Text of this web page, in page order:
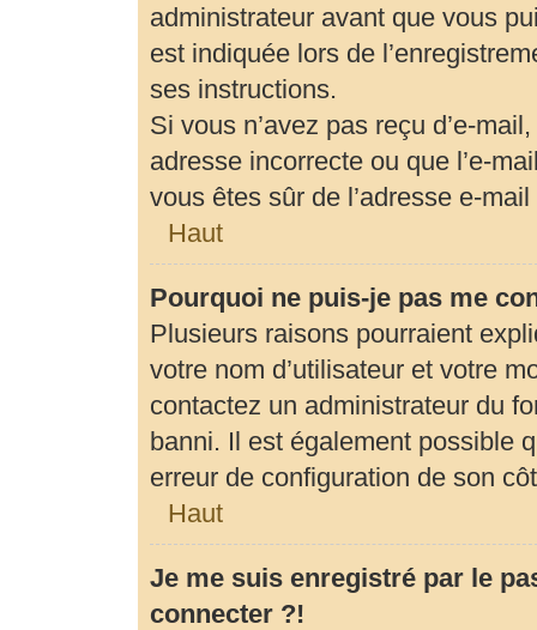
administrateur avant que vous
est indiquée lors de
ses instructions.
Si vous n’avez pas reçu d’e-
adresse incorrecte ou que l’e-
vous êtes sûr de l’adresse e-
Haut
Pourquoi ne puis-je pas me
Plusieurs raisons pourraient
votre nom d’utilisateur et votre
contactez un administrateur du
banni. Il est également possible
erreur de configuration de son
Haut
Je me suis enregistré par le
connecter ?!